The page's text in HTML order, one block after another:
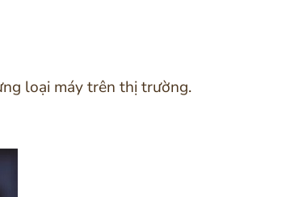
loại máy trên thị trường.